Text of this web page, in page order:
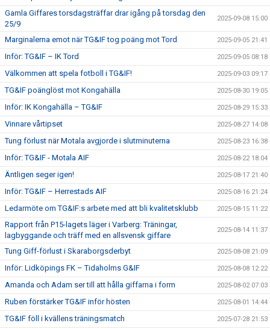
Gamla Giffares torsdagsträffar drar igång på torsdag den
25/9
2025-09-08 15:00
Marginalerna emot när TG&IF tog poäng mot Tord 2025-09-05 21:41
Inför: TG&IF – IK Tord 2025-09-05 08:18
Välkommen att spela fotboll i TG&IF! 2025-09-03 09:17
TG&IF poänglöst mot Kongahälla 2025-08-30 19:05
Inför: IK Kongahälla – TG&IF 2025-08-29 15:33
Vinnare vårtipset 2025-08-27 14:08
Tung förlust när Motala avgjorde i slutminuterna 2025-08-23 16:38
Inför: TG&IF - Motala AIF 2025-08-22 18:04
Äntligen seger igen! 2025-08-17 21:40
Inför: TG&IF – Herrestads AIF 2025-08-16 21:24
Ledarmöte om TG&IF:s arbete med att bli kvalitetsklubb 2025-08-15 11:22
Rapport från P15-lagets läger i Varberg: Träningar,
lagbyggande och träff med en allsvensk giffare
2025-08-14 11:37
Tung Giff-förlust i Skaraborgsderbyt 2025-08-08 21:09
Inför: Lidköpings FK – Tidaholms G&IF 2025-08-08 12:22
Amanda och Adam ser till att hålla giffarna i form 2025-08-02 07:03
Ruben förstärker TG&IF inför hösten 2025-08-01 14:44
TG&IF föll i kvällens träningsmatch 2025-07-28 21:53